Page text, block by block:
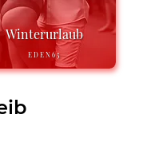
Winterurlaub
EDEN65